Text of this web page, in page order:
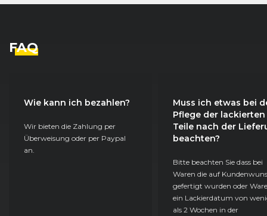
FAQ
Wie kann ich bezahlen?
Wir bieten die Zahlung per
Überweisung oder per Paypal
an.
Muss ich etwas bei
Pflege der lackierten
Teile nach der
beachten?
Bitte beachten Sie dass bei
Waren die auf
gefertigt wurden oder
ein Lackierdatum von
als 2 Wochen in der